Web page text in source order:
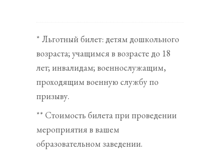
* Льготный билет: детям дошкольного
возраста; учащимся в возрасте до 18
лет; инвалидам; военнослужащим,
проходящим военную службу по
призыву.
** Стоимость билета при проведении
мероприятия в вашем
образовательном заведении.